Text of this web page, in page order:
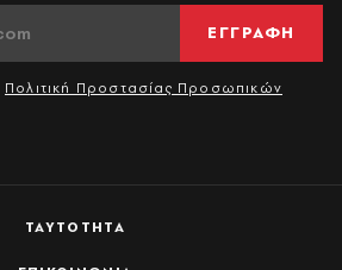
ΤΑΥΤΟΤΗΤΑ
ΕΓΓΡΑΦΗ
Πολιτική Προστασίας Προσωπικών